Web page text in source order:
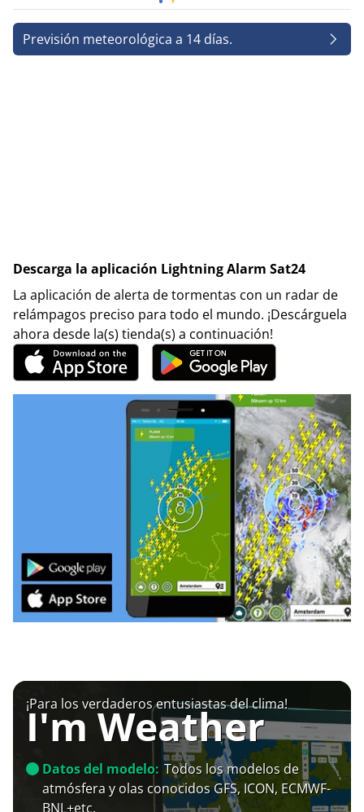
Previsión meteorológica a 14 días.
Descarga la aplicación Lightning Alarm Sat24
La aplicación de alerta de tormentas con un radar de
relámpagos preciso para todo el mundo. ¡Descárguela
ahora desde la(s) tienda(s) a continuación!
¡Para los verdaderos entusiastas del clima!
I'm Weather
Datos del modelo: Todos los modelos de
atmósfera y olas conocidos GFS, ICON, ECMWF-
BNL+etc.